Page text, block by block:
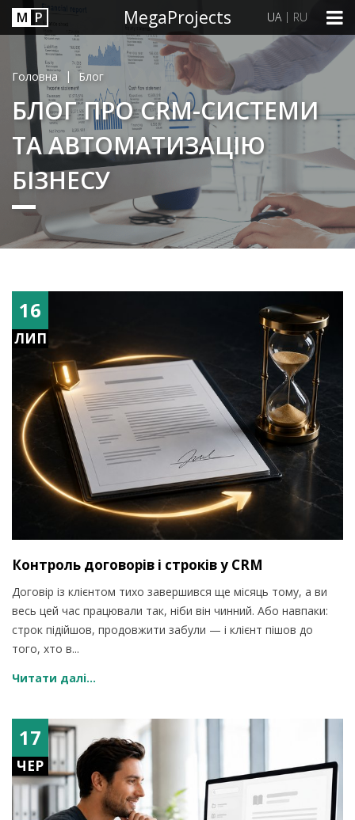
М P MegaProjects UA | RU
БЛОГ ПРО CRM-СИСТЕМИ
ТА АВТОМАТИЗАЦІЮ
БІЗНЕСУ
Головна | Блог
16
ЛИП
Контроль договорів і строків у CRM
Договір із клієнтом тихо завершився ще місяць тому, а ви
весь цей час працювали так, ніби він чинний. Або навпаки:
строк підійшов, продовжити забули — і клієнт пішов до
того, хто в...
Читати далі...
17
ЧЕР